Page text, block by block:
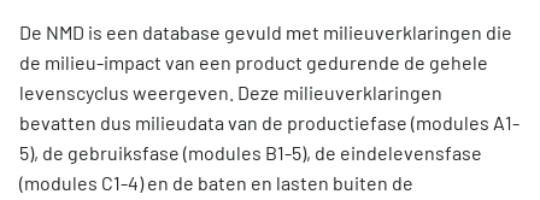
De NMD is een database gevuld met milieuverklaringen die
de milieu-impact van een product gedurende de gehele
levenscyclus weergeven. Deze milieuverklaringen
bevatten dus milieudata van de productiefase (modules A1-
5), de gebruiksfase (modules B1-5), de eindelevensfase
(modules C1-4) en de baten en lasten buiten de